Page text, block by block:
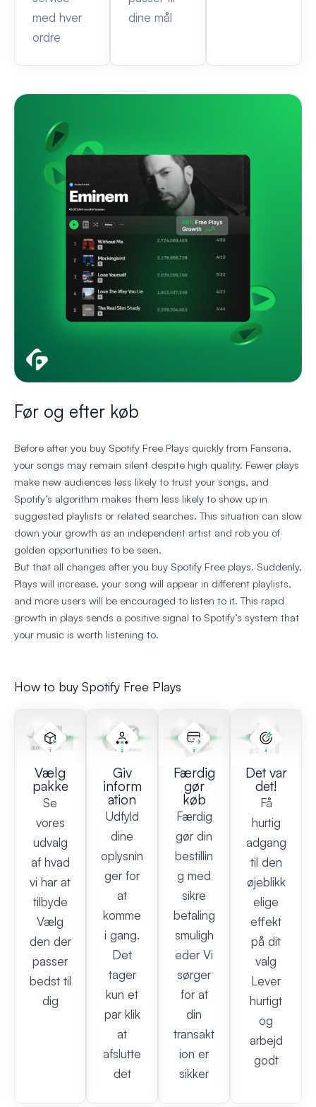
med hver
ordre
dine mål
Før og efter køb
Before after you buy Spotify Free Plays quickly from Fansoria,
your songs may remain silent despite high quality. Fewer plays
make new audiences less likely to trust your songs, and
Spotify’s algorithm makes them less likely to show up in
suggested playlists or related searches. This situation can slow
down your growth as an independent artist and rob you of
golden opportunities to be seen.
But that all changes after you buy Spotify Free plays. Suddenly,
Plays will increase, your song will appear in different playlists,
and more users will be encouraged to listen to it. This rapid
growth in plays sends a positive signal to Spotify’s system that
your music is worth listening to.
How to buy Spotify Free Plays
Vælg
pakke
Se
vores
udvalg
af hvad
vi har at
tilbyde
Vælg
den der
passer
bedst til
dig
Giv
inform
ation
Udfyld
dine
oplysnin
ger for
at
komme
i gang.
Det
tager
kun et
par klik
at
afslutte
det
Færdig
gør
køb
Færdig
gør din
bestillin
g med
sikre
betaling
smuligh
eder Vi
sørger
for at
din
transakt
ion er
sikker
Det var
det!
Få
hurtig
adgang
til den
øjeblikk
elige
effekt
på dit
valg
Lever
hurtigt
og
arbejd
godt